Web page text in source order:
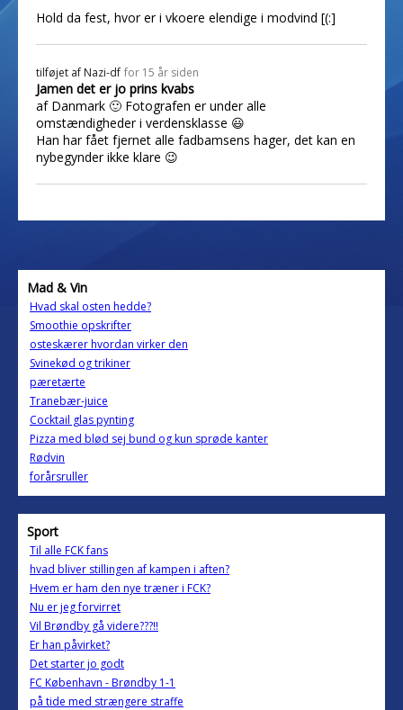
Hold da fest, hvor er i vkoere elendige i modvind [(:]
tilføjet af Nazi-df for 15 år siden
Jamen det er jo prins kvabs
af Danmark 🙂 Fotografen er under alle
omstændigheder i verdensklasse 😃
Han har fået fjernet alle fadbamsens hager, det kan en
nybegynder ikke klare 😉
Mad & Vin
Hvad skal osten hedde?
Smoothie opskrifter
osteskærer hvordan virker den
Svinekød og trikiner
pæretærte
Tranebær-juice
Cocktail glas pynting
Pizza med blød sej bund og kun sprøde kanter
Rødvin
forårsruller
Sport
Til alle FCK fans
hvad bliver stillingen af kampen i aften?
Hvem er ham den nye træner i FCK?
Nu er jeg forvirret
Vil Brøndby gå videre???!!
Er han påvirket?
Det starter jo godt
FC København - Brøndby 1-1
på tide med strængere straffe